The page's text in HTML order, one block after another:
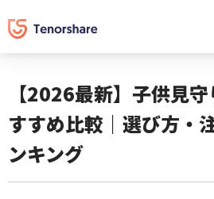
【2026最新】子供見
すすめ比較｜選び方・
ンキング